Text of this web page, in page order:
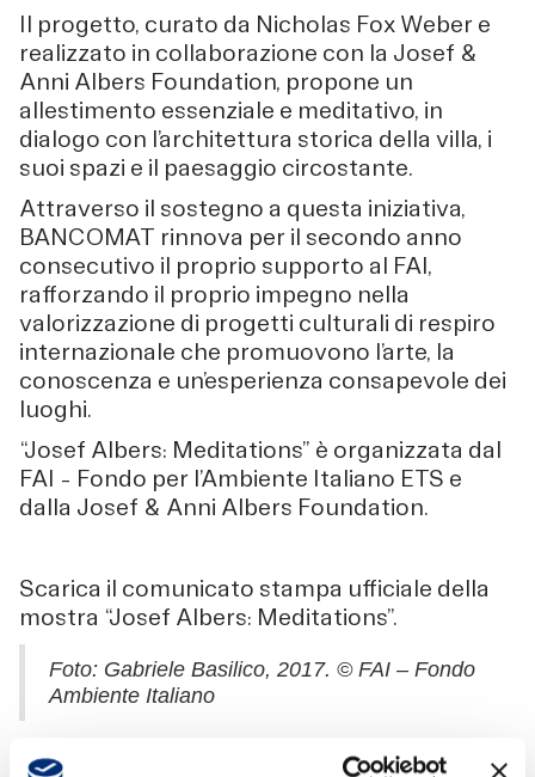
Il progetto, curato da Nicholas Fox Weber e
realizzato in collaborazione con la Josef &
Anni Albers Foundation, propone un
allestimento essenziale e meditativo, in
dialogo con l’architettura storica della villa, i
suoi spazi e il paesaggio circostante.
Attraverso il sostegno a questa iniziativa,
BANCOMAT rinnova per il secondo anno
consecutivo il proprio supporto al FAI,
rafforzando il proprio impegno nella
valorizzazione di progetti culturali di respiro
internazionale che promuovono l’arte, la
conoscenza e un’esperienza consapevole dei
luoghi.
“Josef Albers: Meditations” è organizzata dal
FAI – Fondo per l’Ambiente Italiano ETS e
dalla Josef & Anni Albers Foundation.
Scarica il comunicato stampa ufficiale della
mostra “Josef Albers: Meditations”.
Foto: Gabriele Basilico, 2017. © FAI – Fondo
Ambiente Italiano